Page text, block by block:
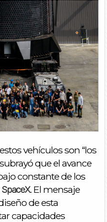
vehículos son “los
que el avance
constante de los
SpaceX. El mensaje
de esta
capacidades